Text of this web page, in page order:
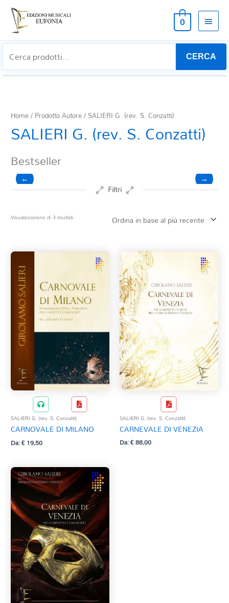
0
CERCA
Home/ Prodotto Autore / SALIERI G. (rev. S. Conzatti)
SALIERI G. (rev. S. Conzatti)
Bestseller
← →
Filtri
Composizioni originali
Natale
QR base
QR esecuzione
Trascrizioni e Arrangiamenti
AZZERA
Visualizzazione di 3 risultatiOrdina
in
SALIERI G. (rev. S. Conzatti)
CARNOVALE DI MILANO
Da:€19,50
SALIERI G. (rev. S. Conzatti)
CARNEVALE DI VENEZIA
Da:€88,00